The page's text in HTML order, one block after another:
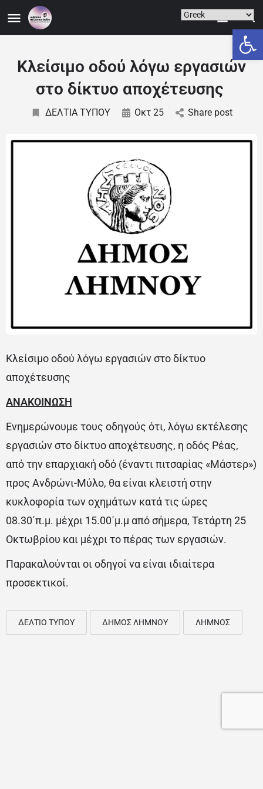
Κλείσιμο οδού λόγω εργασιών
στο δίκτυο αποχέτευσης
ΔΕΛΤΙΑ ΤΥΠΟΥ Οκτ 25 Share post
Κλείσιμο οδού λόγω εργασιών στο δίκτυο
αποχέτευσης
ΑΝΑΚΟΙΝΩΣΗ
Ενημερώνουμε τους οδηγούς ότι, λόγω εκτέλεσης
εργασιών στο δίκτυο αποχέτευσης, η οδός Ρέας,
από την επαρχιακή οδό (έναντι πιτσαρίας «Μάστερ»)
προς Ανδρώνι-Μύλο, θα είναι κλειστή στην
κυκλοφορία των οχημάτων κατά τις ώρες
08.30΄π.μ. μέχρι 15.00΄μ.μ από σήμερα, Τετάρτη 25
Οκτωβρίου και μέχρι το πέρας των εργασιών.
Παρακαλούνται οι οδηγοί να είναι ιδιαίτερα
προσεκτικοί.
ΔΕΛΤΙΟ ΤΥΠΟΥ ΔΗΜΟΣ ΛΗΜΝΟΥ ΛΗΜΝΟΣ